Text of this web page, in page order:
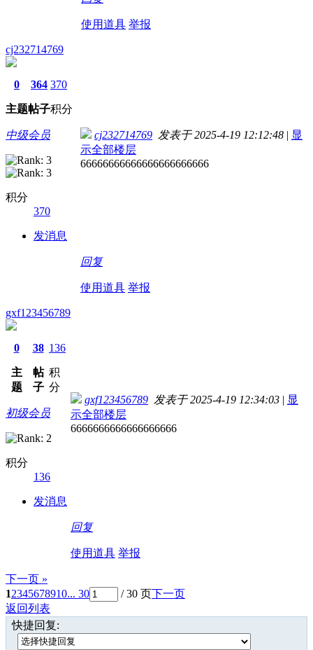
使用道具 举报
cj232714769
0
主题
364
帖子
370
积分
中级会员
积分
370
发消息
cj232714769 发表于 2025-4-19 12:12:48 | 显
示全部楼层
66666666666666666666666
回复
使用道具 举报
gxf123456789
0
主
题
38
帖
子
136
积
分
初级会员
积分
136
发消息
gxf123456789 发表于 2025-4-19 12:34:03 | 显
示全部楼层
6666666666666666666
回复
使用道具 举报
下一页 »
12345678910... 30 / 30 页下一页
返回列表
快捷回复: